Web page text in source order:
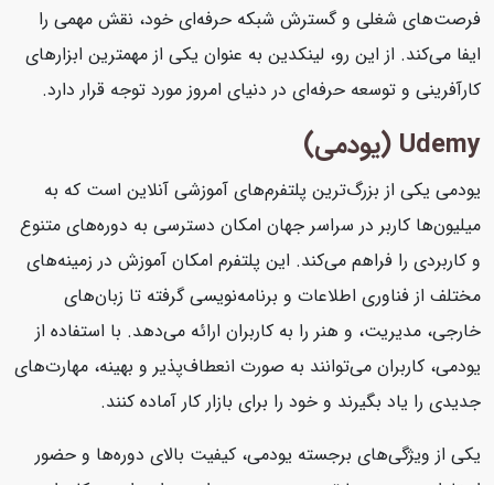
فرصت‌های شغلی و گسترش شبکه حرفه‌ای خود، نقش مهمی را
ایفا می‌کند. از این رو، لینکدین به عنوان یکی از مهمترین ابزارهای
کارآفرینی و توسعه حرفه‌ای در دنیای امروز مورد توجه قرار دارد.
Udemy (یودمی)
یودمی یکی از بزرگ‌ترین پلتفرم‌های آموزشی آنلاین است که به
میلیون‌ها کاربر در سراسر جهان امکان دسترسی به دوره‌های متنوع
و کاربردی را فراهم می‌کند. این پلتفرم امکان آموزش در زمینه‌های
مختلف از فناوری اطلاعات و برنامه‌نویسی گرفته تا زبان‌های
خارجی، مدیریت، و هنر را به کاربران ارائه می‌دهد. با استفاده از
یودمی، کاربران می‌توانند به صورت انعطاف‌پذیر و بهینه، مهارت‌های
جدیدی را یاد بگیرند و خود را برای بازار کار آماده کنند.
یکی از ویژگی‌های برجسته یودمی، کیفیت بالای دوره‌ها و حضور